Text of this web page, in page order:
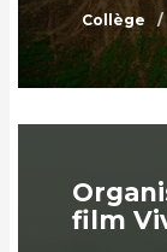
Collège
film